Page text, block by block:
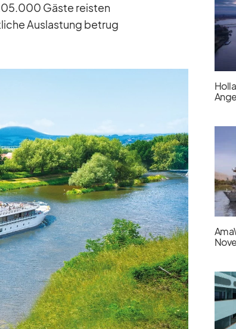
Gäste reis­ten
Aus­las­tung be­trug